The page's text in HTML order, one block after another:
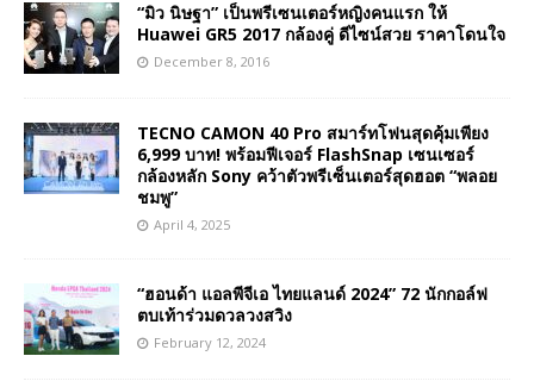
“มิว นิษฐา” เป็นพรีเซนเตอร์หญิงคนแรก ให้
Huawei GR5 2017 กล้องคู่ ดีไซน์สวย ราคาโดนใจ
December 8, 2016
TECNO CAMON 40 Pro สมาร์ทโฟนสุดคุ้มเพียง
6,999 บาท! พร้อมฟีเจอร์ FlashSnap เซนเซอร์
กล้องหลัก Sony คว้าตัวพรีเซ็นเตอร์สุดฮอต “พลอย
ชมพู”
April 4, 2025
“ฮอนด้า แอลพีจีเอ ไทยแลนด์ 2024” 72 นักกอล์ฟ
ตบเท้าร่วมดวลวงสวิง
February 12, 2024